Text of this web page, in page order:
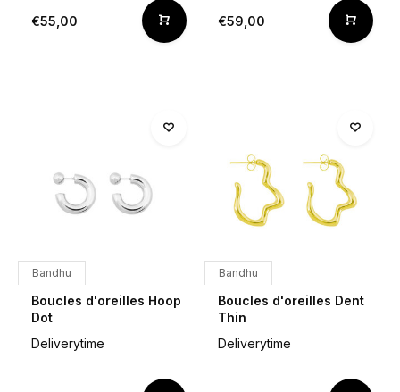
€55,00 €59,00
Bandhu
Boucles d'oreilles Hoop
Dot
Deliverytime
Bandhu
Boucles d'oreilles Dent
Thin
Deliverytime